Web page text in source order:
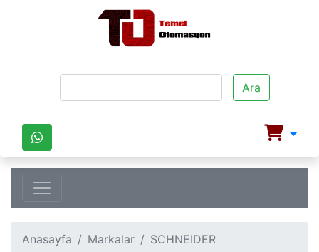
Ara
Anasayfa Markalar SCHNEIDER